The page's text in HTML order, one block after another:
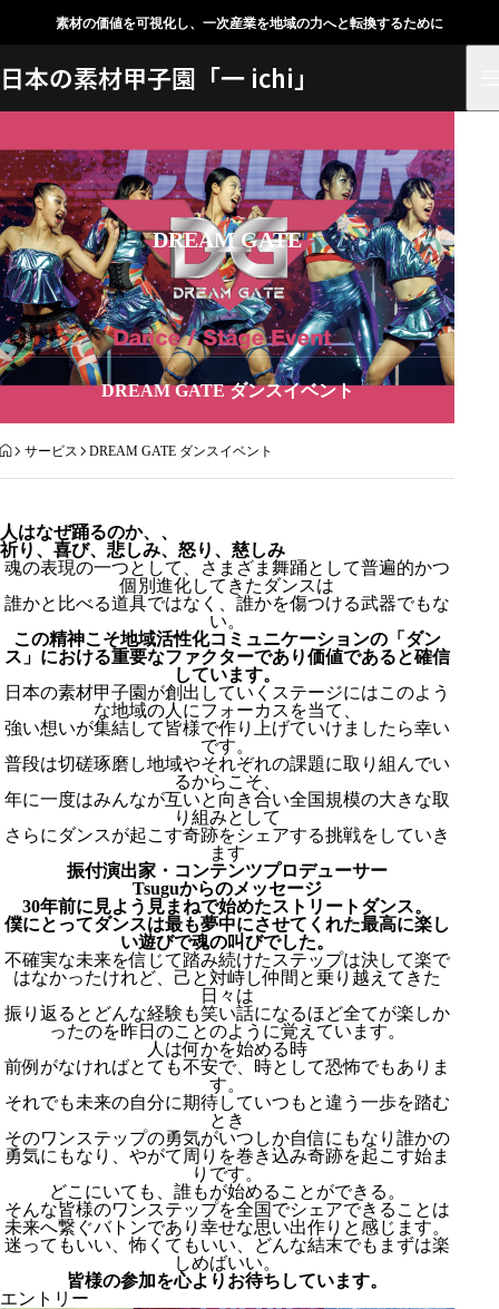
素材の価値を可視化し、一次産業を地域の力へと転換するために
日本の素材甲子園「一 ichi」
DREAM GATE
DREAM GATE ダンスイベント
HOME
サービス DREAM GATE ダンスイベント
人はなぜ踊るのか、、
祈り、喜び、悲しみ、怒り、慈しみ
魂の表現の一つとして、さまざま舞踊として普遍的かつ
個別進化してきたダンスは
誰かと比べる道具ではなく、誰かを傷つける武器でもな
い。
この精神こそ地域活性化コミュニケーションの「ダン
ス」における重要なファクターであり価値であると確信
しています。
日本の素材甲子園が創出していくステージにはこのよう
な地域の人にフォーカスを当て、
強い想いが集結して皆様で作り上げていけましたら幸い
です。
普段は切磋琢磨し地域やそれぞれの課題に取り組んでい
るからこそ、
年に一度はみんなが互いと向き合い全国規模の大きな取
り組みとして
さらにダンスが起こす奇跡をシェアする挑戦をしていき
ます
振付演出家・コンテンツプロデューサー
Tsuguからのメッセージ
30年前に見よう見まねで始めたストリートダンス。
僕にとってダンスは最も夢中にさせてくれた最高に楽し
い遊びで魂の叫びでした。
不確実な未来を信じて踏み続けたステップは決して楽で
はなかったけれど、己と対峙し仲間と乗り越えてきた
日々は
振り返るとどんな経験も笑い話になるほど全てが楽しか
ったのを昨日のことのように覚えています。
人は何かを始める時
前例がなければとても不安で、時として恐怖でもありま
す。
それでも未来の自分に期待していつもと違う一歩を踏む
とき
そのワンステップの勇気がいつしか自信にもなり誰かの
勇気にもなり、やがて周りを巻き込み奇跡を起こす始ま
りです。
どこにいても、誰もが始めることができる。
そんな皆様のワンステップを全国でシェアできることは
未来へ繋ぐバトンであり幸せな思い出作りと感じます。
迷ってもいい、怖くてもいい、どんな結末でもまずは楽
しめばいい。
皆様の参加を心よりお待ちしています。
エントリー